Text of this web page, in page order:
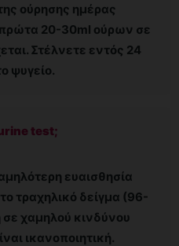
ούρησης ημέρας
20-30ml ούρων σε
Στέλνετε εντός 24
ψυγείο.
urine test;
ευαισθησία
τραχηλικό δείγμα (96-
σε χαμηλού κινδύνου
ικανοποιητική.